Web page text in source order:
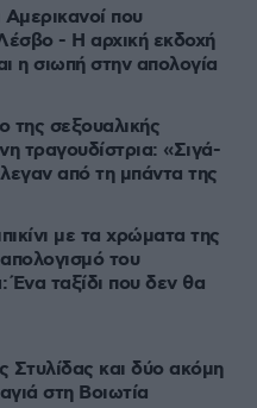
που
- Η αρχική εκδοχή
η σιωπή στην απολογία
της σεξουαλικής
τραγουδίστρια: «Σιγά-
από τη μπάντα της
με τα χρώματα της
του
Ένα ταξίδι που δεν θα
Στυλίδας και δύο ακόμη
στη Βοιωτία